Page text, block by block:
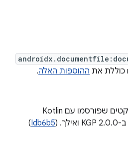
ההוספות האלה.
כדי להשתמש בפרויקטים שפורסמו עם Kotlin
Idb6b5
)